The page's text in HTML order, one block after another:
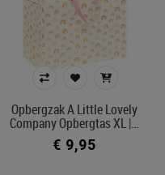
Opbergzak A Little Lovely
Company Opbergtas XL |…
€ 9,95